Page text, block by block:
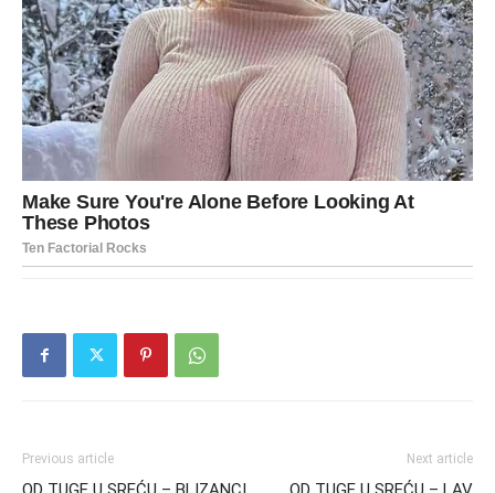
Previous article Next article